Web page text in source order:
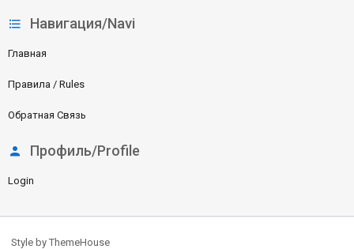
Навигация/Navi
Главная
Правила / Rules
Обратная Связь
Профиль/Profile
Login
Style by ThemeHouse